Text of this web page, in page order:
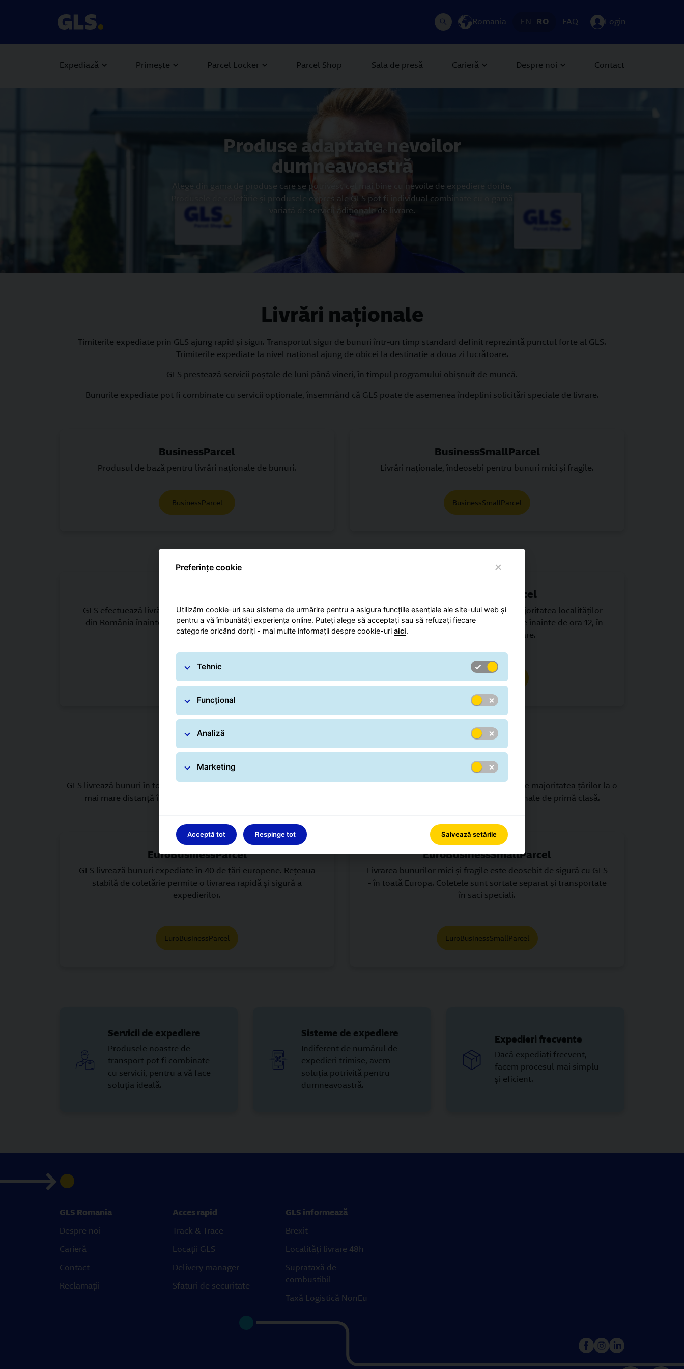
Romania EN RO FAQ Login
Expediază Primește Parcel Locker Parcel Shop Sala de presă Carieră Despre noi Contact
Produse adaptate nevoilor
dumneavoastră
Alege din gama de produse care se potrivesc cel mai bine cu nevoile de expediere dorite.
Produsele de coletărie şi produsele expres ale GLS pot fi individual combinate cu o gamă
variată de servicii adiţionale de livrare.
Livrări naționale
Timiterile expediate prin GLS ajung rapid şi sigur. Transportul sigur de bunuri într-un timp standard definit reprezintă punctul forte al GLS.
Trimiterile expediate la nivel naţional ajung de obicei la destinaţie a doua zi lucrătoare.
GLS prestează servicii poștale de luni până vineri, în timpul programului obişnuit de muncă.
Bunurile expediate pot fi combinate cu servicii opţionale, însemnând că GLS poate de asemenea îndeplini solicitări speciale de livrare.
BusinessParcel
Produsul de bază pentru livrări naţionale de bunuri.
BusinessParcel
BusinessSmallParcel
Livrări naţionale, îndeosebi pentru bunuri mici şi fragile.
BusinessSmallParcel
GLS efectuează livrări în timp util în majoritatea localităților
din România înainte de ora 12, în următoarea zi lucrătoare.
ExpressParcel
ExpressSmallParcel
GLS oferă servicii poștale urgente în majoritatea localităților
din România pentru bunuri mici și fragile înainte de ora 12, în
următoarea zi lucrătoare.
ExpressSmallParcel
Livrări internaționale
GLS livrează bunuri în toată Europa, timpul standard de livrare către ţările vecine este de obicei între 24 şi 72 ore, iar către majoritatea ţărilor la o
mai mare distanţă între 72 şi 120 ore.Calitatea serviciilor este uniform ridicată în toată Europa – expedieri internaționale de primă clasă.
EuroBusinessParcel
GLS livrează bunuri expediate în 40 de țări europene. Rețeaua
stabilă de coletărie permite o livrarea rapidă și sigură a
expedierilor.
EuroBusinessParcel
EuroBusinessSmallParcel
Livrarea bunurilor mici şi fragile este deosebit de sigură cu GLS
- în toată Europa. Coletele sunt sortate separat şi transportate
în saci speciali.
EuroBusinessSmallParcel
Servicii de expediere
Produsele noastre de
transport pot fi combinate
cu servicii, pentru a vă face
soluția ideală.
Sisteme de expediere
Indiferent de numărul de
expedieri trimise, avem
soluția potrivită pentru
dumneavoastră.
Expedieri frecvente
Dacă expediați frecvent,
facem procesul mai simplu
și eficient.
GLS Romania
Despre noi
Carieră
Contact
Reclamații
Acces rapid
Track & Trace
Locații GLS
Delivery manager
Sfaturi de securitate
GLS informează
Brexit
Localități livrare 48h
Suprataxă de
combustibil
Taxă Logistică NonEu
Preferințe cookie
Utilizăm cookie-uri sau sisteme de urmărire pentru a asigura funcțiile esențiale ale site-ului web și
pentru a vă îmbunătăți experiența online. Puteți alege să acceptați sau să refuzați fiecare
categorie oricând doriți - mai multe informații despre cookie-uri aici.
Tehnic
Funcțional
Analiză
Marketing
Acceptă tot Respinge tot Salvează setările